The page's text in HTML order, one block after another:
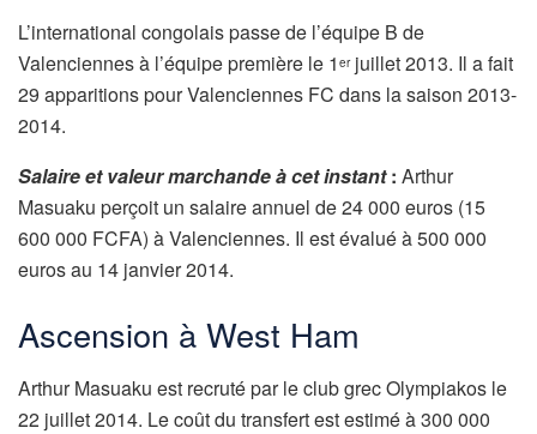
L’international congolais passe de l’équipe B de
Valenciennes à l’équipe première le 1 erjuillet 2013. Il a fait
29 apparitions pour Valenciennes FC dans la saison 2013-
2014.
Salaire et valeur marchande à cet instant: Arthur
Masuaku perçoit un salaire annuel de 24 000 euros (15
600 000 FCFA) à Valenciennes. Il est évalué à 500 000
euros au 14 janvier 2014.
Ascension à West Ham
Arthur Masuaku est recruté par le club grec Olympiakos le
22 juillet 2014. Le coût du transfert est estimé à 300 000